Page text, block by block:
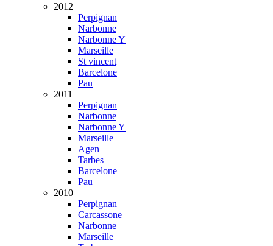
2012
Perpignan
Narbonne
Narbonne Y
Marseille
St vincent
Barcelone
Pau
2011
Perpignan
Narbonne
Narbonne Y
Marseille
Agen
Tarbes
Barcelone
Pau
2010
Perpignan
Carcassone
Narbonne
Marseille